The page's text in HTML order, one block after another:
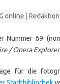
online | Redaktion
Nummer 69
/ Opera Explorer
für die